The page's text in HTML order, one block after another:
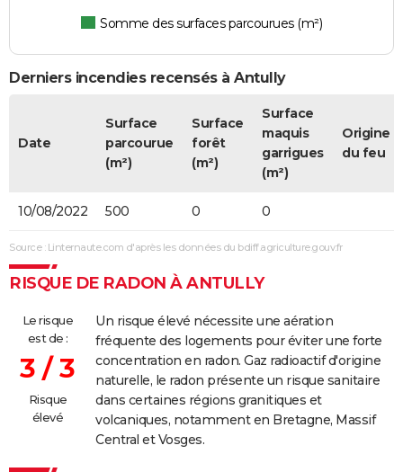
Somme des surfaces parcourues (m²)
Derniers incendies recensés à Antully
Date
Surface
parcourue
(m²)
Surface
forêt
(m²)
Surface
maquis
garrigues
(m²)
Origine
du feu
10/08/2022 500 0 0
Source : Linternaute.com d'après les données du bdiff.agriculture.gouv.fr
RISQUE DE RADON À ANTULLY
Le risque
est de :
3 / 3
Risque
élevé
Un risque élevé nécessite une aération
fréquente des logements pour éviter une forte
concentration en radon. Gaz radioactif d'origine
naturelle, le radon présente un risque sanitaire
dans certaines régions granitiques et
volcaniques, notamment en Bretagne, Massif
Central et Vosges.